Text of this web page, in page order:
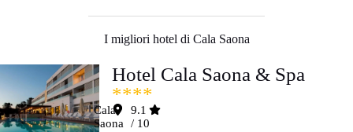
I migliori hotel di Cala Saona
Hotel Cala Saona & Spa
****
Cala
Saona
9.1
/ 10